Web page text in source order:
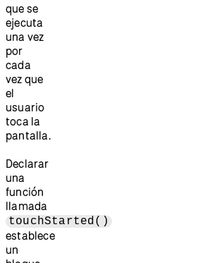
que se
ejecuta
una vez
por
cada
vez que
el
usuario
toca la
pantalla.
Declarar
una
función
llamada
touchStarted()
establece
un